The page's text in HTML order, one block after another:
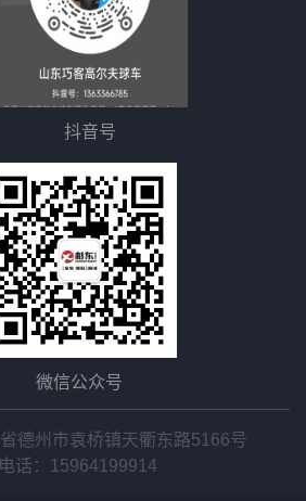
抖音号
微信公众号
德州市袁桥镇天衢东路5166号
话：
15964199914